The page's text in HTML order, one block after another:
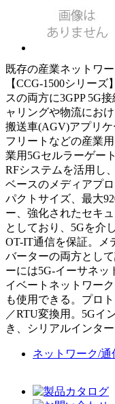
既存の産業ネットワ
【CCG-1500シリー
スの両方に3GPP 5G
ャリングや物流にお
搬送車(AGV)アプリ
フリートなどの産業
業用5Gセルラーゲー
RFシステムを活用し
ベースのメディアプ
パクトサイズ、最大
ー、強化されたセキ
としており、5Gを介
OT-IT通信を保証。メ
バーターの両方とし
ーには5G-イーサネッ
イベートネットワー
も使用できる。プロ
／RTU変換用。5Gイ
き、シリアルインタ
ネットワーク/通